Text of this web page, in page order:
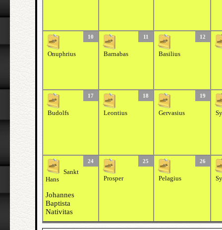
10
Onuphrius
11
Barnabas
12
Basilius
17
Budolfs
18
Leontius
19
Gervasius
24
Sankt
Hans
Johannes
Baptista
Nativitas
25
Prosper
26
Pelagius